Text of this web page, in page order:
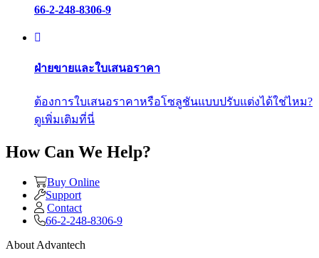
66-2-248-8306-9
ฝ่ายขายและใบเสนอราคา
ต้องการใบเสนอราคาหรือโซลูชันแบบปรับแต่งได้ใช่ไหม?
ดูเพิ่มเติมที่นี่
How Can We Help?
Buy Online
Support
Contact
66-2-248-8306-9
About Advantech